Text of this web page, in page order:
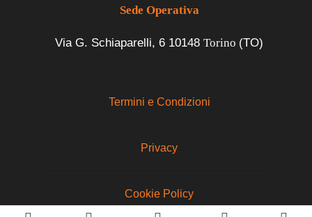
Sede Operativa
Via G. Schiaparelli, 6 10148 Torino (TO)
Termini e Condizioni
Privacy
Cookie Policy